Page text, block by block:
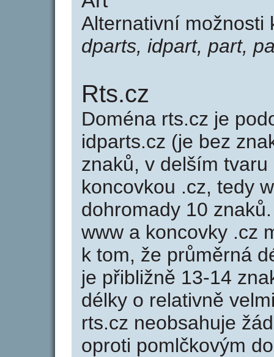
Alternativní
dparts, idpart, part,
Rts.cz
Doména rts.cz je
idparts.cz (je bez
znaků, v delším
koncovkou .cz, tedy
dohromady 10
www a koncovky .cz
k tom, že průměrná
je přibližně 13-14
délky o relativně
rts.cz neobsahuje
oproti pomlčkovým